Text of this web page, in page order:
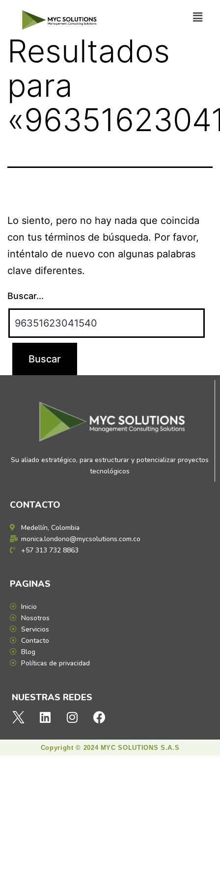
Resultados
para
«
Lo siento, pero no hay nada que coincida
con tus términos de búsqueda. Por favor,
inténtalo de nuevo con algunas palabras
clave diferentes.
Buscar...
Su aliado estratégico, para estructurar y potencializar proyectos
tecnológicos
CONTACTO
Medellín, Colombia
monica.londono@mycsolutions.com.co
+57 313 732 8863
PAGINAS
Inicio
Nosotros
Servicios
Contacto
Blog
Políticas de privacidad
NUESTRAS REDES
Copyright © 2024 MYC SOLUTIONS S.A.S